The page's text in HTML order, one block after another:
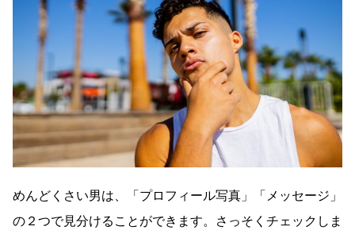
めんどくさい男は、「プロフィール写真」「メッセージ」
の２つで見分けることができます。さっそくチェックしま